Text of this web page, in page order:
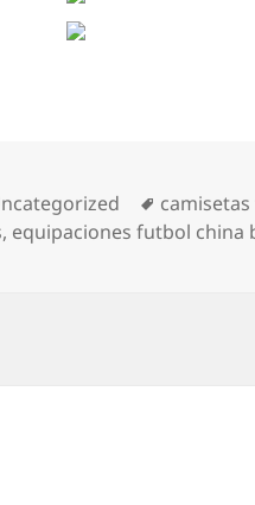
Etiquetas
, equipaciones futbol china